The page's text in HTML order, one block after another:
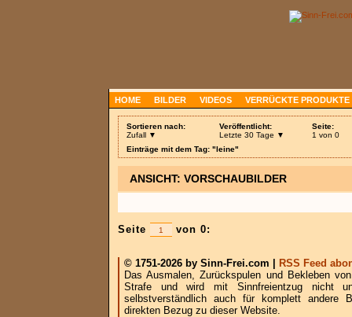
HOME BILDER VIDEOS VERRÜCKTE PRODUKTE
Sortieren nach:
Zufall ▼
Veröffentlicht:
Letzte 30 Tage ▼
Seite:
1 von 0
Einträge mit dem Tag: "leine"
ANSICHT: VORSCHAUBILDER
Seite von 0:
© 1751-2026 by Sinn-Frei.com |
RSS Feed
Das Ausmalen, Zurückspulen und Bekleben
Strafe und wird mit Sinnfreientzug nicht
selbstverständlich auch für komplett andere
direkten Bezug zu dieser Website.